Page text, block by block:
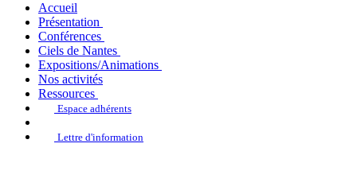
Accueil
Présentation
Conférences
Ciels de Nantes
Expositions/Animations
Nos activités
Ressources
Espace adhérents
Lettre d'information